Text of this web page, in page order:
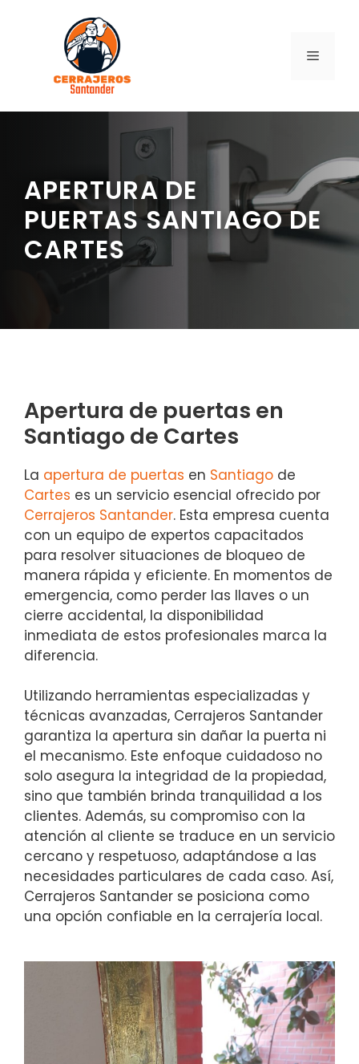
contenido
MENÚ
APERTURA DE
PUERTAS SANTIAGO DE
CARTES
Apertura de puertas en
Santiago de Cartes
La apertura de puertas en Santiago de
Cartes es un servicio esencial ofrecido por
Cerrajeros Santander. Esta empresa cuenta
con un equipo de expertos capacitados
para resolver situaciones de bloqueo de
manera rápida y eficiente. En momentos de
emergencia, como perder las llaves o un
cierre accidental, la disponibilidad
inmediata de estos profesionales marca la
diferencia.
Utilizando herramientas especializadas y
técnicas avanzadas, Cerrajeros Santander
garantiza la apertura sin dañar la puerta ni
el mecanismo. Este enfoque cuidadoso no
solo asegura la integridad de la propiedad,
sino que también brinda tranquilidad a los
clientes. Además, su compromiso con la
atención al cliente se traduce en un servicio
cercano y respetuoso, adaptándose a las
necesidades particulares de cada caso. Así,
Cerrajeros Santander se posiciona como
una opción confiable en la cerrajería local.